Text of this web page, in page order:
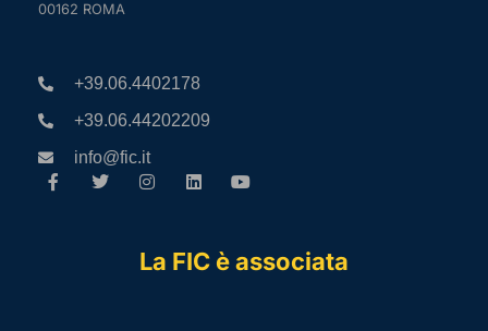
00162 ROMA
+39.06.4402178
+39.06.44202209
info@fic.it
La FIC è associata